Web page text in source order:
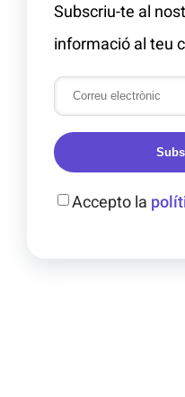
Subscriu-te al
informació al teu
Accepto la